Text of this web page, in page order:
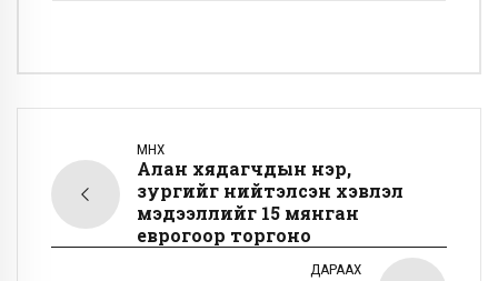
ӨМНӨХ
Алан хядагчдын нэр,
зургийг нийтэлсэн хэвлэл
мэдээллийг 15 мянган
еврогоор торгоно
ДАРААХ